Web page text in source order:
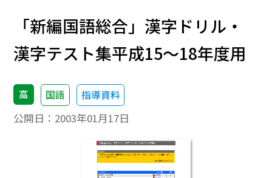
「新編国語総合」漢字ドリル・
漢字テスト集平成15～18年度用
高 国語 指導資料
公開日： 2003年01月17日